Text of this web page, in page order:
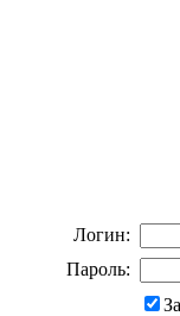
Логин:
Пароль: